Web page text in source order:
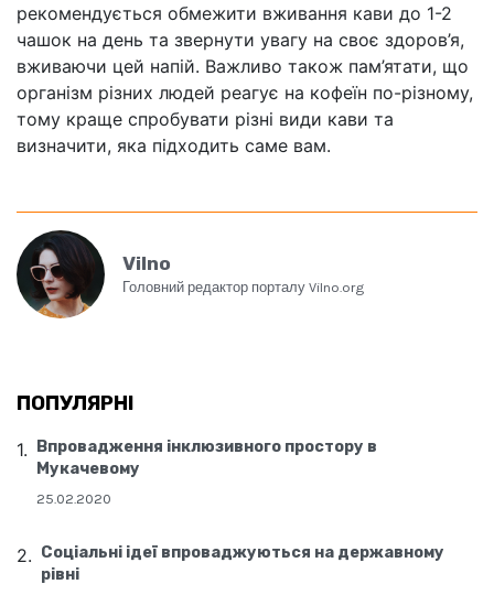
рекомендується обмежити вживання кави до 1-2
чашок на день та звернути увагу на своє здоров’я,
вживаючи цей напій. Важливо також пам’ятати, що
організм різних людей реагує на кофеїн по-різному,
тому краще спробувати різні види кави та
визначити, яка підходить саме вам.
Vilno
Головний редактор порталу Vilno.org
ПОПУЛЯРНІ
Впровадження інклюзивного простору в
Мукачевому
25.02.2020
Соціальні ідеї впроваджуються на державному
рівні